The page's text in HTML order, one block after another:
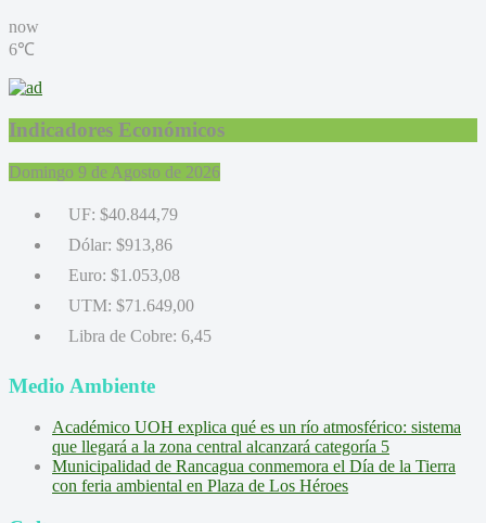
now
6℃
Indicadores Económicos
Domingo 9 de Agosto de 2026
UF: $40.844,79
Dólar: $913,86
Euro: $1.053,08
UTM: $71.649,00
Libra de Cobre: 6,45
Medio Ambiente
Académico UOH explica qué es un río atmosférico: sistema
que llegará a la zona central alcanzará categoría 5
Municipalidad de Rancagua conmemora el Día de la Tierra
con feria ambiental en Plaza de Los Héroes